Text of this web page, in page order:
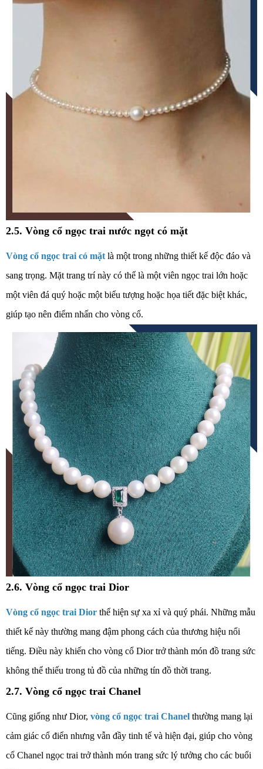
2.5. Vòng cổ ngọc trai nước ngọt có mặt
Vòng cổ ngọc trai có mặt là một trong những thiết kế độc đáo và
sang trọng. Mặt trang trí này có thể là một viên ngọc trai lớn hoặc
một viên đá quý hoặc một biểu tượng hoặc họa tiết đặc biệt khác,
giúp tạo nên điểm nhấn cho vòng cổ.
2.6. Vòng cổ ngọc trai Dior
Vòng cổ ngọc trai Dior thể hiện sự xa xỉ và quý phái. Những mẫu
thiết kế này thường mang đậm phong cách của thương hiệu nổi
tiếng. Điều này khiến cho vòng cổ Dior trở thành món đồ trang sức
không thể thiếu trong tủ đồ của những tín đồ thời trang.
2.7. Vòng cổ ngọc trai Chanel
Cũng giống như Dior, vòng cổ ngọc trai Chanel thường mang lại
cảm giác cổ điển nhưng vẫn đầy tinh tế và hiện đại, giúp cho vòng
cổ Chanel ngọc trai trở thành món trang sức lý tưởng cho các buổi